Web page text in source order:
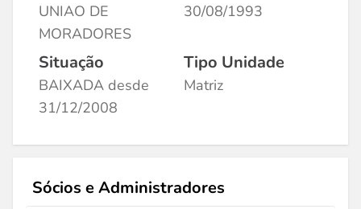
UNIAO DE
MORADORES
30/08/1993
Situação
BAIXADA desde
31/12/2008
Tipo Unidade
Matriz
Sócios e Administradores